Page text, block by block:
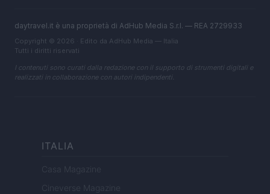
daytravel.it è una proprietà di AdHub Media S.r.l. — REA 2729933
Copyright © 2026 · Edito da AdHub Media — Italia
Tutti i diritti riservati
I contenuti sono curati dalla redazione con il supporto di strumenti digitali e
realizzati in collaborazione con autori indipendenti.
ITALIA
Casa Magazine
Cineverse Magazine